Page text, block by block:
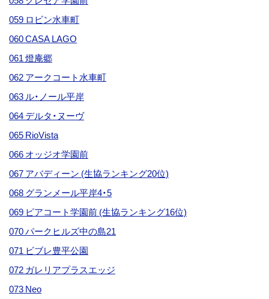
059 ロビン水車町
060 CASA LAGO
061 燈庵郷
062 アークコート水車町
063 ル・ノール平岸
064 デルタ・ヌーヴ
065 RioVista
066 オッジオ学園前
067 アバディーン (生協ランキング20位)
068 グランメール平岸4・5
069 ピアコート学園前 (生協ランキング16位)
070 パークヒルズ中の島21
071 ビブレ豊平公園
072 ガレリアプラスエッジ
073 Neo